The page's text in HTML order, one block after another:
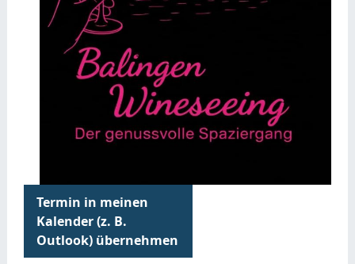
Termin in meinen
Kalender (z. B.
Outlook) übernehmen